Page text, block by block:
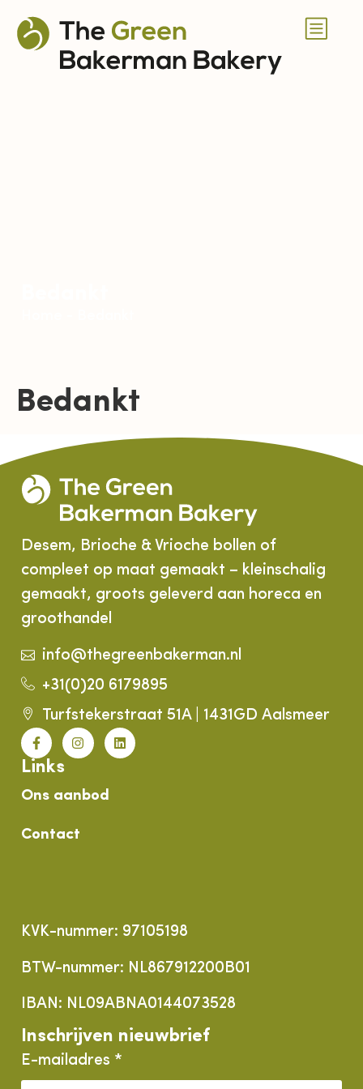
Bedankt
Desem, Brioche & Vrioche bollen of
compleet op maat gemaakt – kleinschalig
gemaakt, groots geleverd aan horeca en
groothandel
info@thegreenbakerman.nl
+31(0)20 6179895
Turfstekerstraat 51A | 1431GD Aalsmeer
Links
Ons aanbod
Contact
KVK-nummer: 97105198
BTW-nummer: NL867912200B01
IBAN: NL09ABNA0144073528
Inschrijven nieuwbrief
E-mailadres *